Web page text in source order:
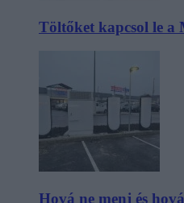
Töltőket kapcsol le a
Hová ne menj és